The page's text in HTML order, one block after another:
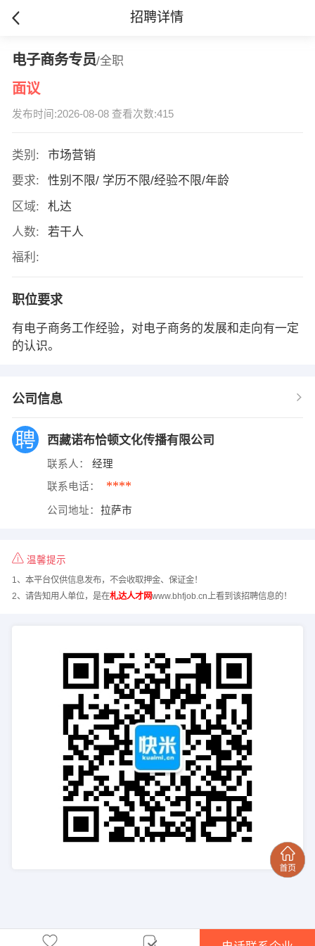
招聘详情
电子商务专员/全职
面议
发布时间:2026-08-08 查看次数:415
类别:
市场营销
要求:
性别不限/ 学历不限/经验不限/年龄
区域:
札达
人数:
若干人
福利:
职位要求
有电子商务工作经验，对电子商务的发展和走向有一定
的认识。
公司信息
西藏诺布恰顿文化传播有限公司
联系人： 经理
联系电话： ****
公司地址： 拉萨市
温馨提示
1、本平台仅供信息发布，不会收取押金、保证金！
2、请告知用人单位，是在札达人才网www.bhfjob.cn上看到该招聘信息的！